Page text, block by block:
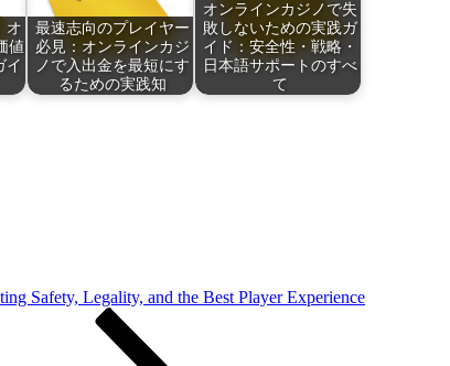
オ
値
イ
最速志向のプレイヤー
必見：オンラインカジ
ノで入出金を最短にす
るための実践知
オンラインカジノで失
敗しないための実践ガ
イド：安全性・戦略・
日本語サポートのすべ
て
Safety, Legality, and the Best Player Experience